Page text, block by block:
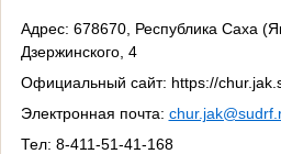
Адрес: 678670, Республика Саха
Дзержинского, 4
Официальный сайт: https://
Электронная почта:
Тел: 8-411-51-41-168